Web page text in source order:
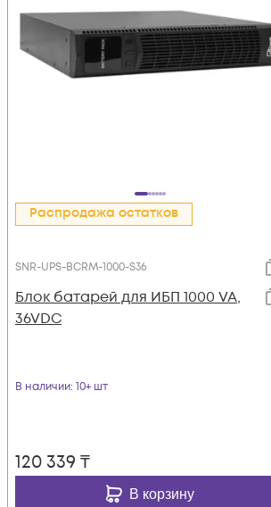
Распродажа остатков
SNR-UPS-BCRM-1000-S36
Блок батарей для ИБП 1000 VA,
36VDC
В наличии: 10+ шт
120 339 ₸
В корзину